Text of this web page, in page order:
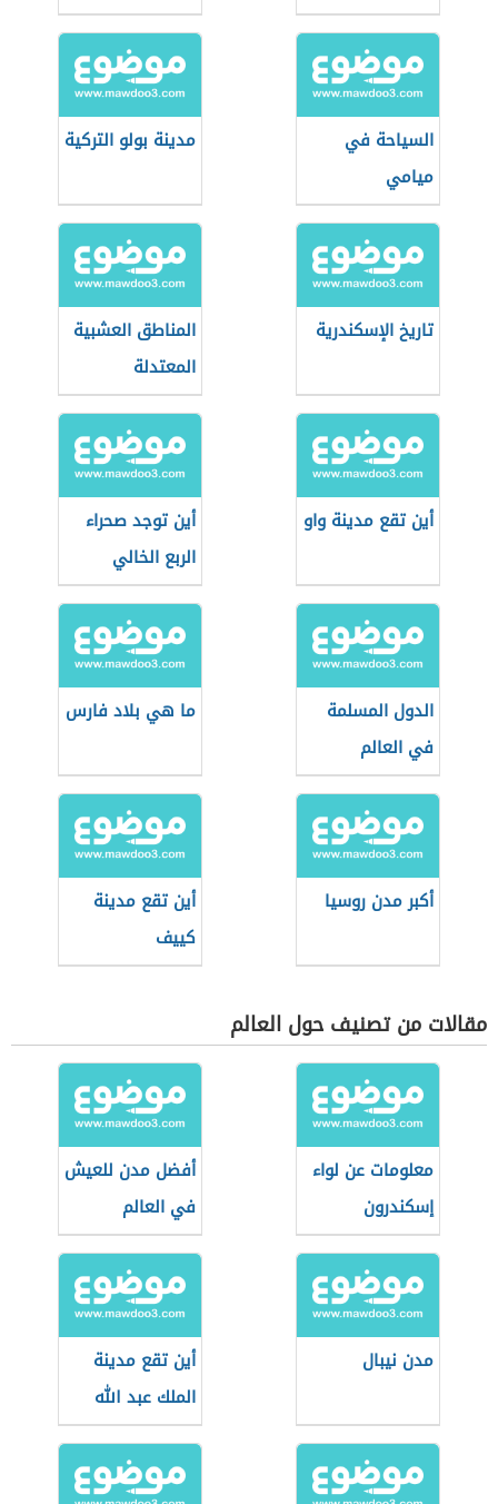
السياحة في
ميامي
مدينة بولو التركية
تاريخ الإسكندرية
المناطق العشبية
المعتدلة
أين تقع مدينة واو
أين توجد صحراء
الربع الخالي
الدول المسلمة
في العالم
ما هي بلاد فارس
أكبر مدن روسيا
أين تقع مدينة
كييف
مقالات من تصنيف حول العالم
معلومات عن لواء
إسكندرون
أفضل مدن للعيش
في العالم
مدن نيبال
أين تقع مدينة
الملك عبد الله
الاقتصادية